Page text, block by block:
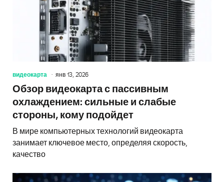
видеокарта янв 13, 2026
Обзор видеокарта с пассивным
охлаждением: сильные и слабые
стороны, кому подойдет
В мире компьютерных технологий видеокарта
занимает ключевое место, определяя скорость,
качество